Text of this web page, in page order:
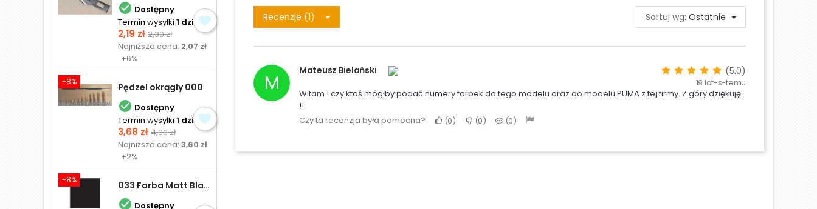
 Dostępny
Termin wysyłki 1 dzień
Cena
2,19 zł Cena
podstawowa
2,30 zł
Najniższa cena: 2,07 zł
+6%
-8% Pędzel okrągły 000
 Dostępny
Termin wysyłki 1 dzień
Cena
3,68 zł Cena
podstawowa
4,00 zł
Najniższa cena:3,60 zł
+2%
-8% 033 Farba Matt Black - olejna
 Dostępny
Recenzje (1) Sortuj wg: Ostatnie
M Mateusz Bielański (5.0)
19 lat-s-temu
Witam ! czy ktoś mógłby podać numery farbek do tego modelu oraz do modelu PUMA z tej firmy. Z góry dziękuję
!!
Czy ta recenzja była pomocna?
0 0 0